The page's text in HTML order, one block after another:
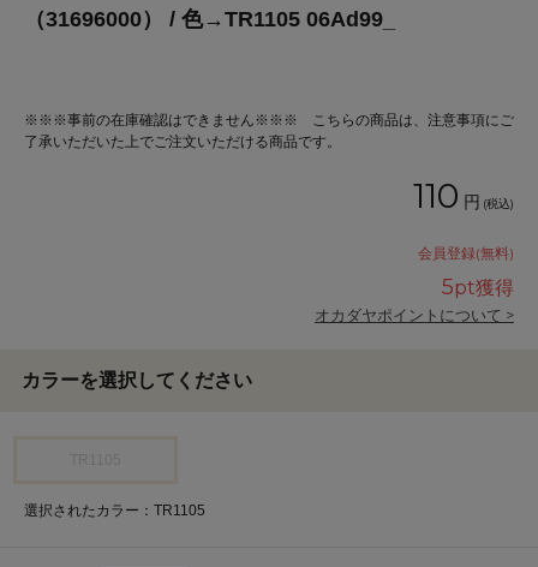
（31696000） / 色→TR1105 06Ad99_
※※※事前の在庫確認はできません※※※ こちらの商品は、注意事項にご
了承いただいた上でご注文いただける商品です。
110 円 (税込)
会員登録(無料)
5pt獲得
オカダヤポイントについて >
カラーを選択してください
選択されたカラー：TR1105